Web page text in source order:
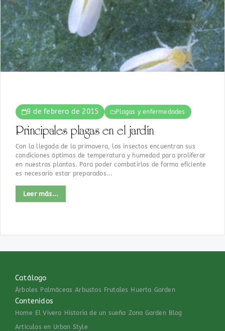
9 de febrero de 2015 Plagas y enfermedades
Principales plagas en el jardín
Con la llegada de la primavera, los insectos encuentran sus
condiciones óptimas de temperatura y humedad para proliferar
en nuestras plantas. Para poder combatirlos de forma eficiente
es necesario estar preparados...
Leer más...
Catálogo
Árboles Palmáceas Arbustos Frutales Huerta Garden
Contenidos
Home El Vivero Historia de un sueño Zona Garden Blog
Artículos en Urban Style